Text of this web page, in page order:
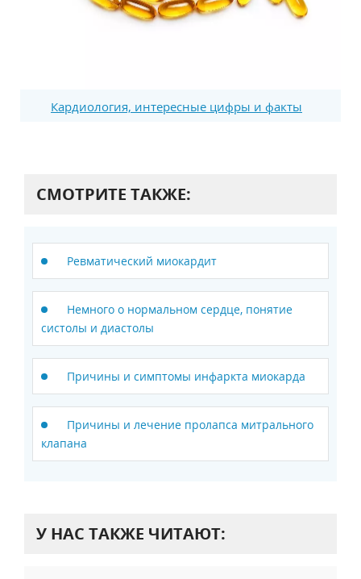
Кардиология, интересные цифры и факты
СМОТРИТЕ ТАКЖЕ:
Ревматический миокардит
Немного о нормальном сердце, понятие
систолы и диастолы
Причины и симптомы инфаркта миокарда
Причины и лечение пролапса митрального
клапана
У НАС ТАКЖЕ ЧИТАЮТ: